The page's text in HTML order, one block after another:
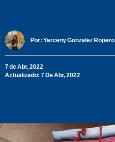
Por: Yarceny Gonzalez Ropero
7 de Abr, 2022
Actualizado: 7 De Abr, 2022